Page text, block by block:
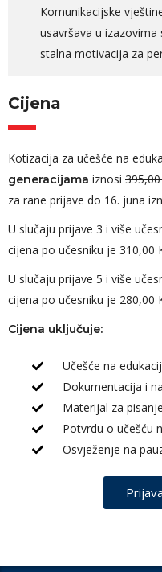
Komunikacijske
usavršava u
stalna motivacija za
Cijena
Kotizacija za učešće na
generacijama iznosi
za rane prijave do 16. juna
U slučaju prijave 3 i više
cijena po učesniku je 310,00
U slučaju prijave 5 i više
cijena po učesniku je 280,00
Cijena uključuje:
Učešće na
Dokumentacija i
Materijal za pisanje
Potvrdu o učešću
Osvježenje na